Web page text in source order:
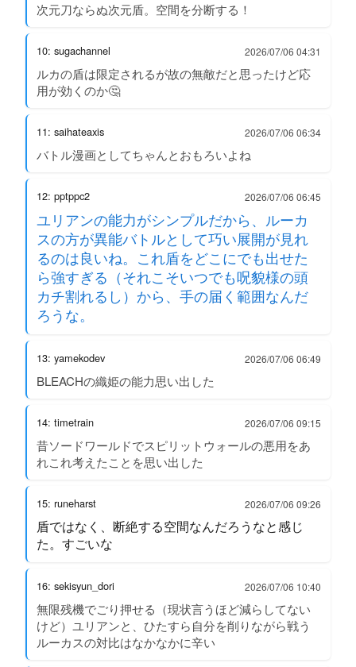
次元刀ならぬ次元盾。空間を分断する！
10: sugachannel 2026/07/06 04:31
ルカの盾は限定されるが故の無敵だと思ったけど応
用が効くのか🤔
11: saihateaxis 2026/07/06 06:34
バトル漫画としてちゃんとおもろいよね
12: pptppc2 2026/07/06 06:45
ユリアンの能力がシンプルだから、ルーカ
スの方が異能バトルとして巧い展開が見れ
るのは良いね。これ盾をどこにでも出せた
ら強すぎる（それこそいつでも呪貌様の頭
カチ割れるし）から、手の届く範囲なんだ
ろうな。
13: yamekodev 2026/07/06 06:49
BLEACHの織姫の能力思い出した
14: timetrain 2026/07/06 09:15
昔ソードワールドでスピリットウォールの悪用をあ
れこれ考えたことを思い出した
15: runeharst 2026/07/06 09:26
盾ではなく、断絶する空間なんだろうなと感じ
た。すごいな
16: sekisyun_dori 2026/07/06 10:40
無限残機でごり押せる（現状言うほど減らしてない
けど）ユリアンと、ひたすら自分を削りながら戦う
ルーカスの対比はなかなかに辛い